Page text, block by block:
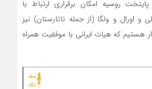
روسیه امکان برقراری ارتباط با
و اورال و ولگا (از جمله تاتارستان) نیز
هستیم که هیات ایرانی با موفقیت همراه